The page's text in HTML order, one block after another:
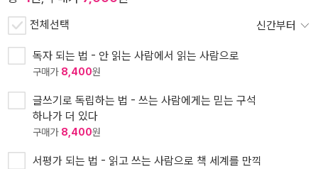
전체선택 신간부터
독자 되는 법 - 안 읽는 사람에서 읽는 사람으로
구매가 8,400원
글쓰기로 독립하는 법 - 쓰는 사람에게는 믿는 구석
하나가 더 있다
구매가 8,400원
서평가 되는 법 - 읽고 쓰는 사람으로 책 세계를 만끽